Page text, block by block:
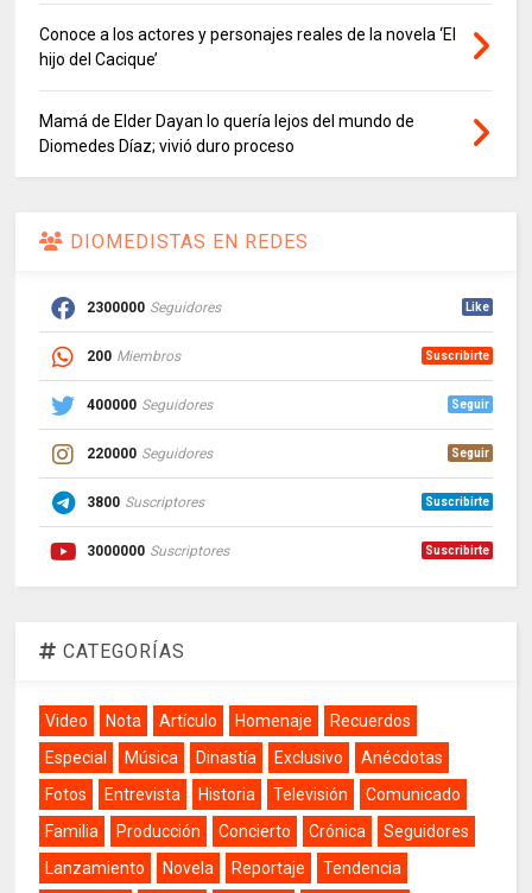
Conoce a los actores y personajes reales de la novela ‘El
hijo del Cacique’
Mamá de Elder Dayan lo quería lejos del mundo de
Diomedes Díaz; vivió duro proceso
DIOMEDISTAS EN REDES
2300000 Seguidores Like
200 Miembros Suscribirte
400000 Seguidores Seguir
220000 Seguidores Seguir
3800 Suscriptores Suscribirte
3000000 Suscriptores Suscribirte
CATEGORÍAS
Video Nota Artículo Homenaje
Recuerdos
Especial
Música Dinastía Exclusivo
Anécdotas
Fotos
Entrevista Historia Televisión
Comunicado
Familia
Producción Concierto Crónica
Seguidores
Lanzamiento
Novela Reportaje
Tendencia